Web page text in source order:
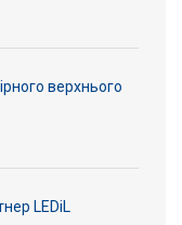
верхнього
LEDiL